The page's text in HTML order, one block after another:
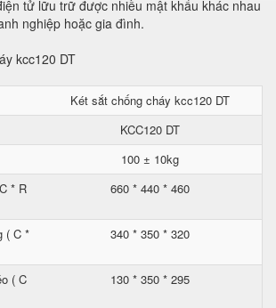
tử lữu trữ được nhiều mật khẩu khác nhau
nghiệp hoặc gia đình.
Két sắt chống cháy kcc120 DT
KCC120 DT
100 ± 10kg
* R
660 * 440 * 460
( C *
340 * 350 * 320
( C
130 * 350 * 295